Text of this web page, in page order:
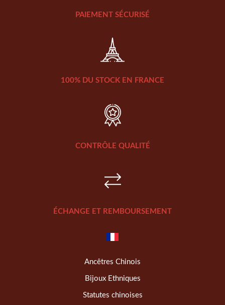
PAIEMENT SÉCURISÉ
100% DU STOCK EN FRANCE
CONTRÔLE QUALITÉ
ÉCHANGE ET REMBOURSEMENT
Ancêtres Chinois
Bijoux Ethniques
Statutes chinoises